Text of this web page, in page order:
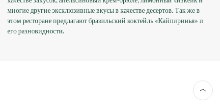
многие другие эксклюзивные вкусы в качестве десертов. Так же в
этом ресторане предлагают бразильский коктейль «Кайпиринья» и
его разновидности.